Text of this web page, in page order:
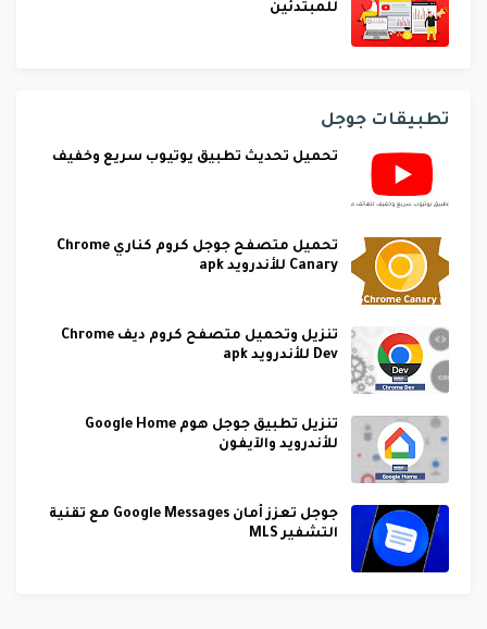
للمبتدئين
تطبيقات جوجل
تحميل تحديث تطبيق يوتيوب سريع وخفيف
تحميل متصفح جوجل كروم كناري Chrome
Canary للأندرويد apk
تنزيل وتحميل متصفح كروم ديف Chrome
Dev للأندرويد apk
تنزيل تطبيق جوجل هوم Google Home
للأندرويد والآيفون
جوجل تعزز أمان Google Messages مع تقنية
التشفير MLS